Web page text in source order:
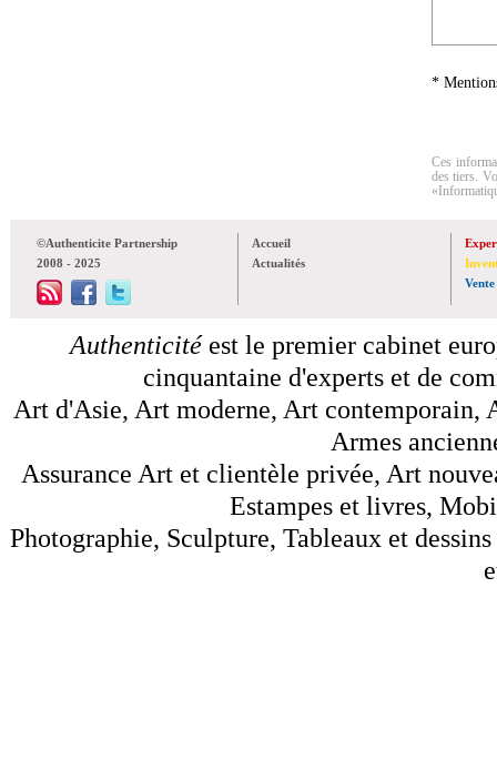
*
Ces
des tiers.
©Authenticite Partnership
2008 - 2025
Accueil
Actualités
Vente
Authenticitéest le premier cabinet
cinquantaine d'experts et de
Art d'Asie, Art moderne, Art contemporain,
Armes
Assurance Art et clientèle privée, Art
Estampes et livres,
Photographie, Sculpture, Tableaux et